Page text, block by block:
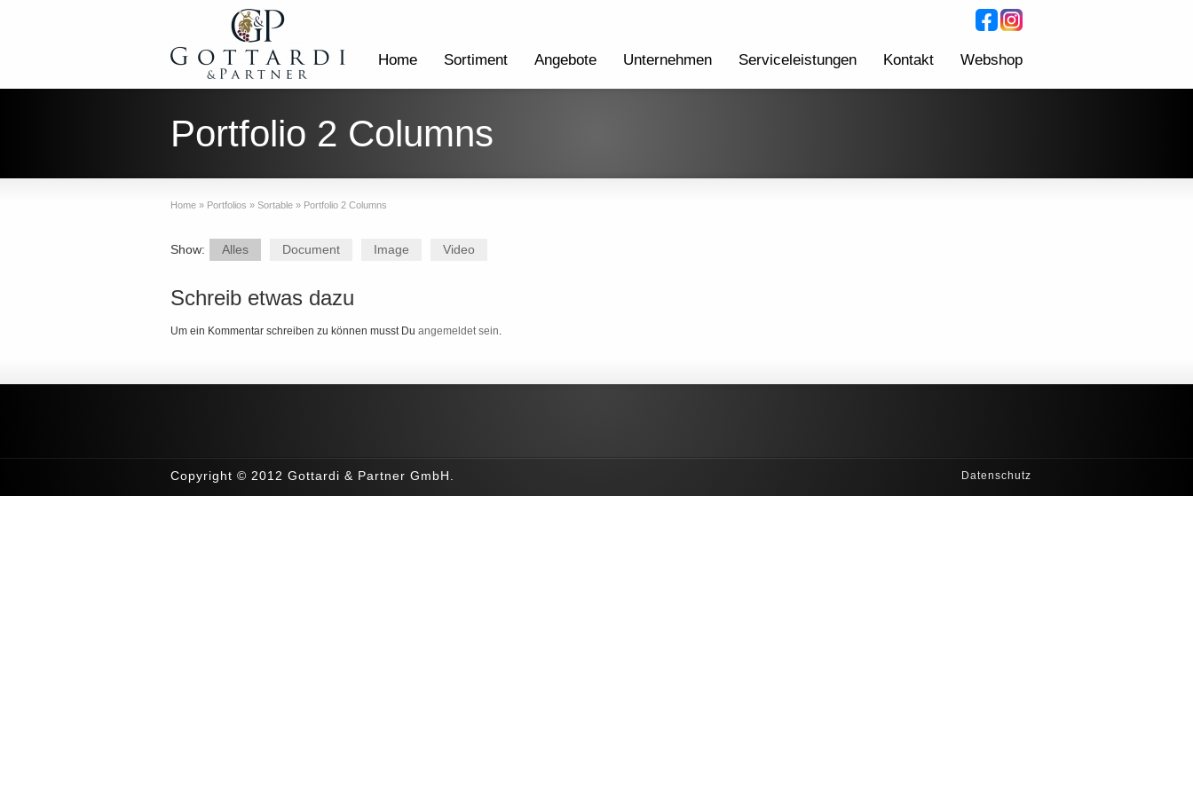
Home Sortiment Angebote Unternehmen Serviceleistungen Kontakt Webshop
Portfolio 2 Columns
Home » Portfolios » Sortable » Portfolio 2 Columns
Show: Alles Document Image Video
Schreib etwas dazu
Um ein Kommentar schreiben zu können musst Du angemeldet sein.
Datenschutz
Copyright © 2012 Gottardi & Partner GmbH.